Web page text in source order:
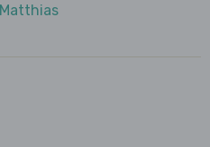
Matthias